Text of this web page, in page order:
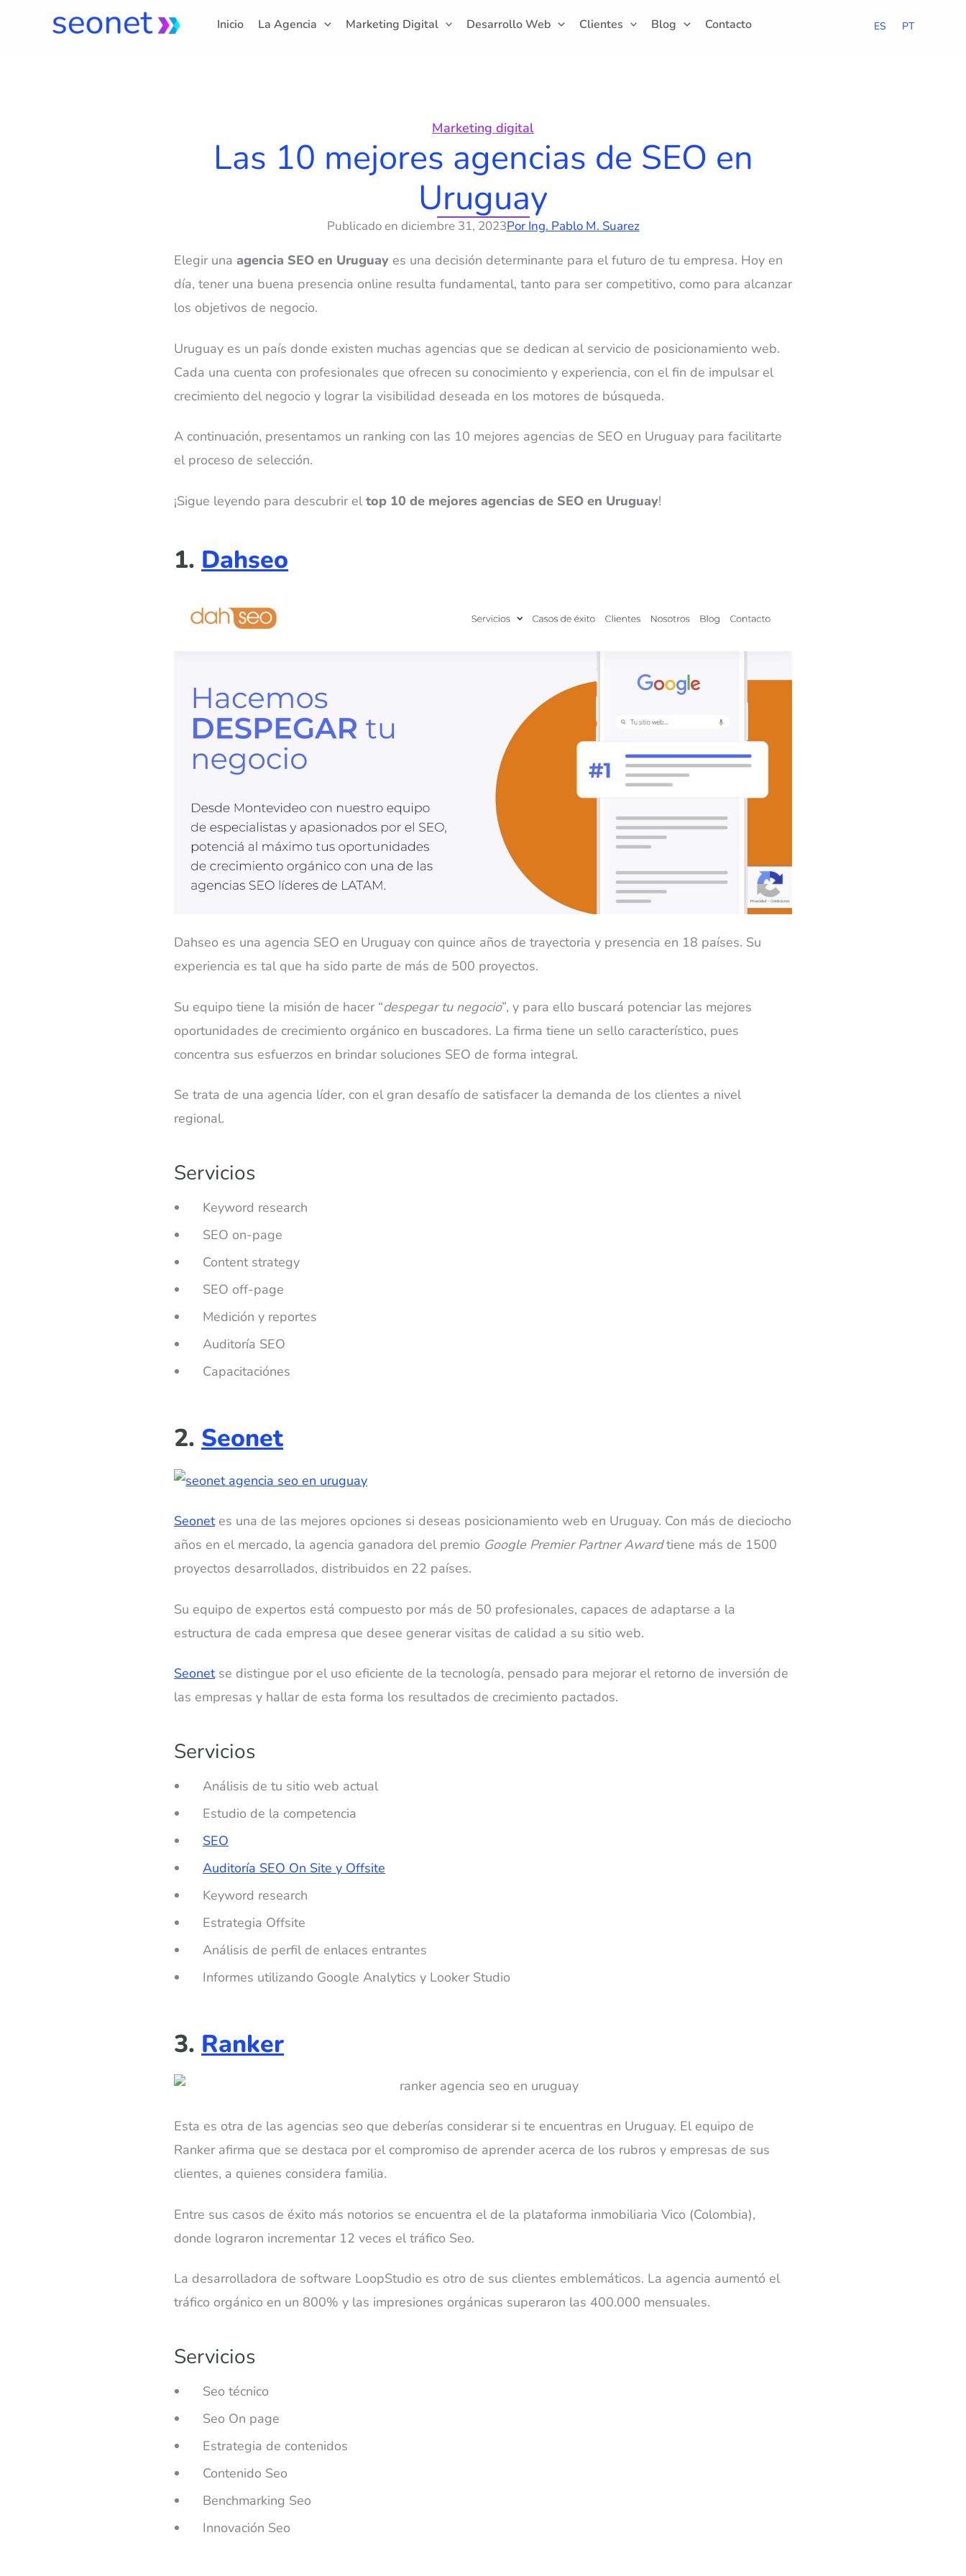
Inicio La Agencia Marketing Digital Desarrollo Web Clientes Blog Contacto ES PT
Marketing digital
Las 10 mejores agencias de SEO en
Uruguay
Publicado en diciembre 31, 2023PorIng. Pablo M. Suarez
Elegir una agencia SEO en Uruguay es una decisión determinante para el futuro de tu empresa. Hoy en
día, tener una buena presencia online resulta fundamental, tanto para ser competitivo, como para alcanzar
los objetivos de negocio.
Uruguay es un país donde existen muchas agencias que se dedican al servicio de posicionamiento web.
Cada una cuenta con profesionales que ofrecen su conocimiento y experiencia, con el fin de impulsar el
crecimiento del negocio y lograr la visibilidad deseada en los motores de búsqueda.
A continuación, presentamos un ranking con las 10 mejores agencias de SEO en Uruguay para facilitarte
el proceso de selección.
¡Sigue leyendo para descubrir el top 10 de mejores agencias de SEO en Uruguay!
1. Dahseo
Dahseo es una agencia SEO en Uruguay con quince años de trayectoria y presencia en 18 países. Su
experiencia es tal que ha sido parte de más de 500 proyectos.
Su equipo tiene la misión de hacer “despegar tu negocio”, y para ello buscará potenciar las mejores
oportunidades de crecimiento orgánico en buscadores. La firma tiene un sello característico, pues
concentra sus esfuerzos en brindar soluciones SEO de forma integral.
Se trata de una agencia líder, con el gran desafío de satisfacer la demanda de los clientes a nivel
regional.
Servicios
Keyword research
SEO on-page
Content strategy
SEO off-page
Medición y reportes
Auditoría SEO
Capacitaciónes
2. Seonet
Seonetes una de las mejores opciones si deseas posicionamiento web en Uruguay. Con más de dieciocho
años en el mercado, la agencia ganadora del premio Google Premier Partner Awardtiene más de 1500
proyectos desarrollados, distribuidos en 22 países.
Su equipo de expertos está compuesto por más de 50 profesionales, capaces de adaptarse a la
estructura de cada empresa que desee generar visitas de calidad a su sitio web.
Seonetse distingue por el uso eficiente de la tecnología, pensado para mejorar el retorno de inversión de
las empresas y hallar de esta forma los resultados de crecimiento pactados.
Servicios
Análisis de tu sitio web actual
Estudio de la competencia
SEO
Auditoría SEO On Site y Offsite
Keyword research
Estrategia Offsite
Análisis de perfil de enlaces entrantes
Informes utilizando Google Analytics y Looker Studio
3. Ranker
Esta es otra de las agencias seo que deberías considerar si te encuentras en Uruguay. El equipo de
Ranker afirma que se destaca por el compromiso de aprender acerca de los rubros y empresas de sus
clientes, a quienes considera familia.
Entre sus casos de éxito más notorios se encuentra el de la plataforma inmobiliaria Vico (Colombia),
donde lograron incrementar 12 veces el tráfico Seo.
La desarrolladora de software LoopStudio es otro de sus clientes emblemáticos. La agencia aumentó el
tráfico orgánico en un 800% y las impresiones orgánicas superaron las 400.000 mensuales.
Servicios
Seo técnico
Seo On page
Estrategia de contenidos
Contenido Seo
Benchmarking Seo
Innovación Seo